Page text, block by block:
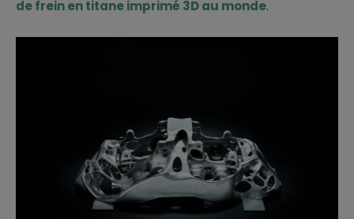
de frein en titane imprimé 3D au monde.